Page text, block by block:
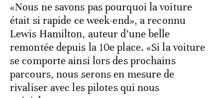
«Nous ne savons pas pourquoi la voiture
était si rapide ce week-end», a reconnu
Lewis Hamilton, auteur d’une belle
remontée depuis la 10e place. «Si la voiture
se comporte ainsi lors des prochains
parcours, nous serons en mesure de
rivaliser avec les pilotes qui nous